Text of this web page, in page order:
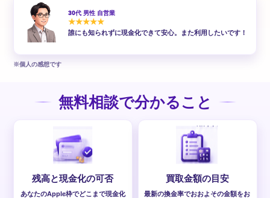
30代 男性 自営業
★★★★★
誰にも知られずに現金化できて安心。また利用したいです！
※個人の感想です
無料相談で分かること
残高と現金化の可否
あなたのApple枠でどこまで現金化
買取金額の目安
最新の換金率でおおよその金額をお